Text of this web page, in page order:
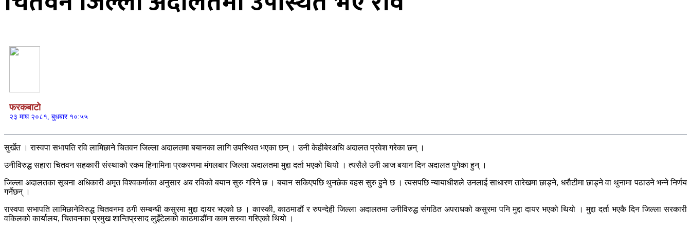
फरकबाटो
२३ माघ २०८१, बुधबार १०:५५
सुर्खेत । रास्वपा सभापति रवि लामिछाने चितवन जिल्ला अदालतमा बयानका लागि उपस्थित भएका छन् । उनी केहीबेरअघि अदालत प्रवेश गरेका छन् ।
उनीविरुद्ध सहारा चितवन सहकारी संस्थाको रकम हिनामिना प्रकरणमा मंगलबार जिल्ला अदालतमा मुद्दा दर्ता भएको थियो । त्यसैले उनी आज बयान दिन अदालत पुगेका हुन् ।
जिल्ला अदालतका सूचना अधिकारी अमृत विश्वकर्माका अनुसार अब रविको बयान सुरु गरिने छ । बयान सकिएपछि थुनछेक बहस सुरु हुने छ । त्यसपछि न्यायाधीशले उनलाई साधारण तारेखमा छाड्ने, धरौटीमा छाड्ने वा थुनामा पठाउने भन्ने निर्णय
गर्नेछन् ।
रास्वपा सभापति लामिछानेविरुद्ध चितवनमा ठगी सम्बन्धी कसुरमा मुद्दा दायर भएको छ । कास्की, काठमाडौं र रुपन्देही जिल्ला अदालतमा उनीविरुद्ध संगठित अपराधको कसुरमा पनि मुद्दा दायर भएको थियो । मुद्दा दर्ता भएकै दिन जिल्ला सरकारी
वकिलको कार्यालय, चितवनका प्रमुख शान्तिप्रसाद लुइँटेलको काठमाडौंमा काम सरुवा गरिएको थियो ।